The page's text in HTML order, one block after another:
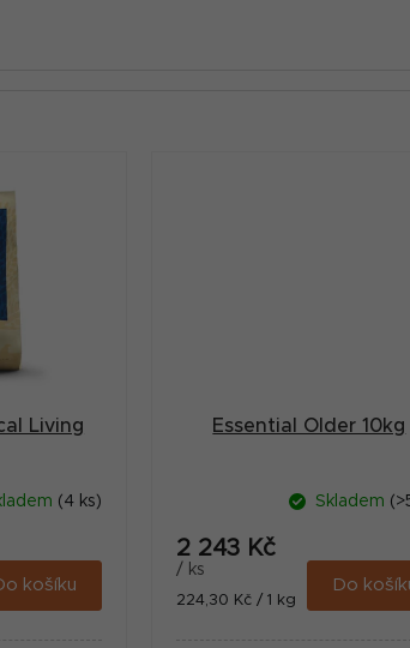
Living
(4 ks)
košíku
Essential Older 10kg
Skladem
2 243 Kč
/ ks
Měrná
224,30 Kč / 1 kg
Do